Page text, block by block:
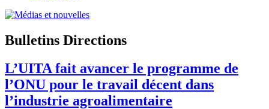
Bulletins Directions
L’UITA fait avancer le programme de
l’ONU pour le travail décent dans
l’industrie agroalimentaire